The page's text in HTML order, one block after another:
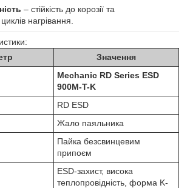
– стійкість до корозії та
нагрівання.
Значення
Mechanic RD Series ESD
900M-T-K
RD ESD
Жало паяльника
Пайка безсвинцевим
припоєм
ESD-захист, висока
теплопровідність, форма K-